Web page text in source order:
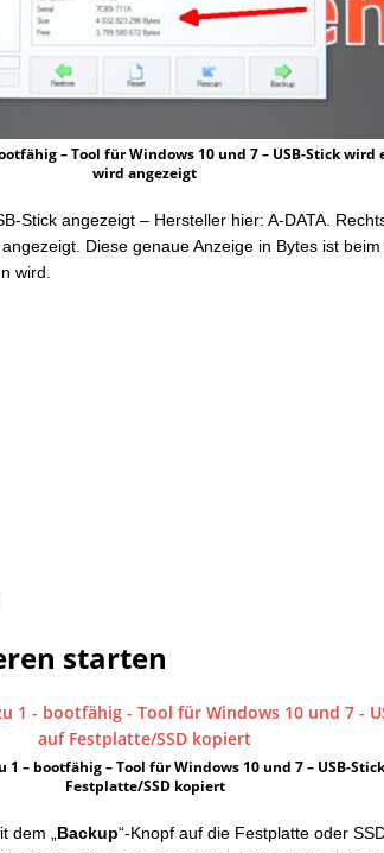
– Tool für Windows 10 und 7 – USB-Stick wird
wird angezeigt
Stick angezeigt – Hersteller hier: A-DATA.
angezeigt. Diese genaue Anzeige in Bytes ist
wird.
starten
1 – bootfähig – Tool für Windows 10 und 7 – USB-
Festplatte/SSD kopiert
„ Backup“-Knopf auf die Festplatte oder